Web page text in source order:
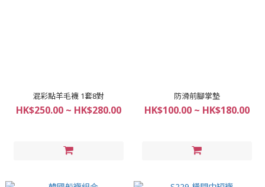
混彩點羊毛襪 1套8對
HK$250.00 ~ HK$280.00
防滑前腳掌墊
HK$100.00 ~ HK$180.00